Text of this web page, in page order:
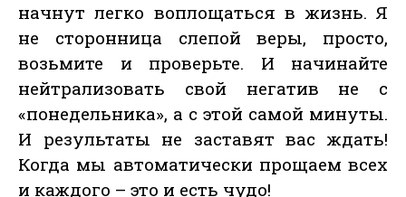
начнут легко воплощаться в жизнь. Я
не сторонница слепой веры, просто,
возьмите и проверьте. И начинайте
нейтрализовать свой негатив не с
«понедельника», а с этой самой минуты.
И результаты не заставят вас ждать!
Когда мы автоматически прощаем всех
и каждого – это и есть чудо!